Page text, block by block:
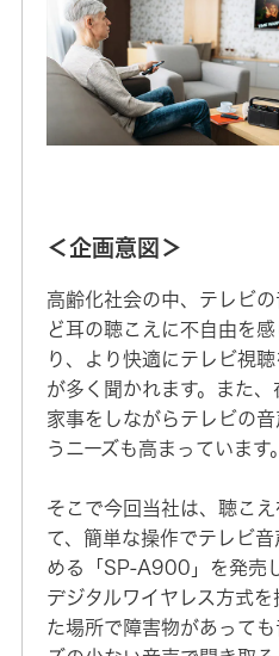
＜企画意図＞
高齢化社会の中、テレビ
ど耳の聴こえに不自由を
り、より快適にテレビ視
が多く聞かれます。また、
家事をしながらテレビの
うニーズも高まっています。
そこで今回当社は、聴こ
て、簡単な操作でテレビ
める「SP-A900」を発売
デジタルワイヤレス方式
た場所で障害物があって